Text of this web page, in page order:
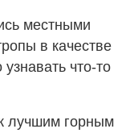
местными
в качестве
что-то
лучшим горным